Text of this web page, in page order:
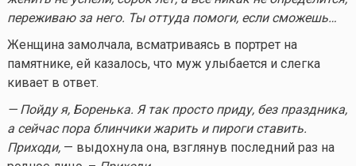
переживаю за него. Ты оттуда помоги, если сможешь…
Женщина замолчала, всматриваясь в портрет на
памятнике, ей казалось, что муж улыбается и слегка
кивает в ответ.
— Пойду я, Боренька. Я так просто приду, без праздника,
а сейчас пора блинчики жарить и пироги ставить.
Приходи,— выдохнула она, взглянув последний раз на